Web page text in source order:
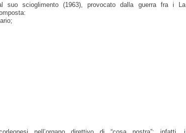
suo scioglimento (1963), provocato dalla guerra fra i La
nell’organo direttivo di “cosa nostra”; infatti, i